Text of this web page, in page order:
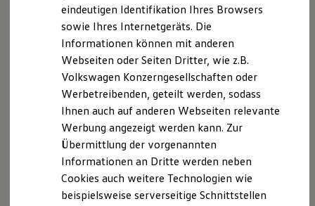
Lifestyle Shop
T-Roc Kollektion
Golf Kollektion
Volkswagen Kollektion
R-Kollektion
GTI Kollektion
Fußball Drop
we drive football
#wedriveproud
Besitzer und Service
myVolkswagen
Software Updates
Service und Ersatzteile
Inspektion und HU/AU
eindeutigen Identifikation Ihres Browsers
sowie Ihres Internetgeräts. Die
Informationen können mit anderen
Webseiten oder Seiten Dritter, wie z.B.
Volkswagen Konzerngesellschaften oder
Werbetreibenden, geteilt werden, sodass
Ihnen auch auf anderen Webseiten relevante
Werbung angezeigt werden kann. Zur
Übermittlung der vorgenannten
Informationen an Dritte werden neben
Cookies auch weitere Technologien wie
beispielsweise serverseitige Schnittstellen